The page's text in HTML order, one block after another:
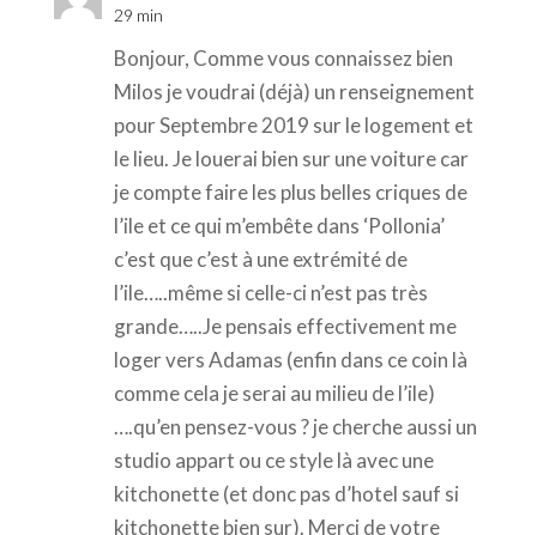
29 min
Bonjour, Comme vous connaissez bien
Milos je voudrai (déjà) un renseignement
pour Septembre 2019 sur le logement et
le lieu. Je louerai bien sur une voiture car
je compte faire les plus belles criques de
l’ile et ce qui m’embête dans ‘Pollonia’
c’est que c’est à une extrémité de
l’ile…..même si celle-ci n’est pas très
grande…..Je pensais effectivement me
loger vers Adamas (enfin dans ce coin là
comme cela je serai au milieu de l’ile)
….qu’en pensez-vous ? je cherche aussi un
studio appart ou ce style là avec une
kitchonette (et donc pas d’hotel sauf si
kitchonette bien sur). Merci de votre